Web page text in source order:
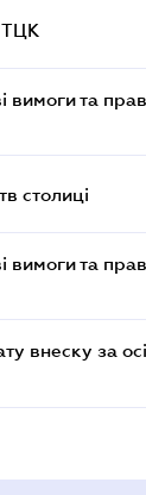
ТЦК
вимоги та
столиці
вимоги та
внеску за